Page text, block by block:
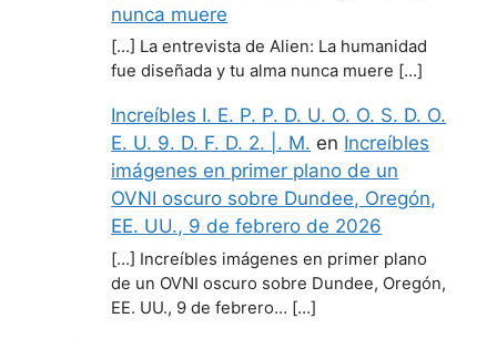
nunca muere
[…] La entrevista de Alien: La humanidad
fue diseñada y tu alma nunca muere […]
Increíbles I. E. P. P. D. U. O. O. S. D. O.
E. U. 9. D. F. D. 2. |. M. en Increíbles
imágenes en primer plano de un
OVNI oscuro sobre Dundee, Oregón,
EE. UU., 9 de febrero de 2026
[…] Increíbles imágenes en primer plano
de un OVNI oscuro sobre Dundee, Oregón,
EE. UU., 9 de febrero… […]